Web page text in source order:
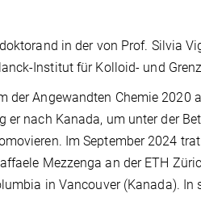
in der von Prof. Silvia
Institut für Kolloid- und
der Angewandten Chemie 2020
er nach Kanada, um unter der
Im September 2024
Mezzenga an der ETH
in Vancouver (Kanada).